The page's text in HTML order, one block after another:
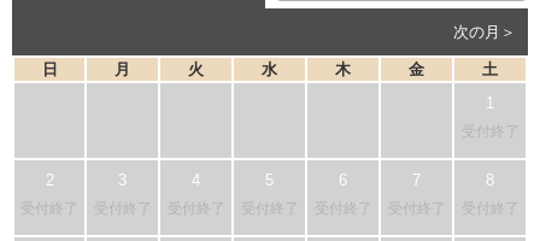
次の月＞
日 月 火 水 木 金 土
受付終了
受付終了 受付終了 受付終了 受付終了 受付終了 受付終了 受付終了